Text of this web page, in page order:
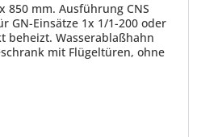
850 mm. Ausführung CNS
GN-Einsätze 1x 1/1-200 oder
Wasserablaßhahn
mit Flügeltüren, ohne